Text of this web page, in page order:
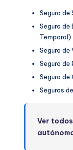
Seguro de
Seguro de
Temporal)
Seguro de
Seguro de
Seguro de
Seguros
Ver